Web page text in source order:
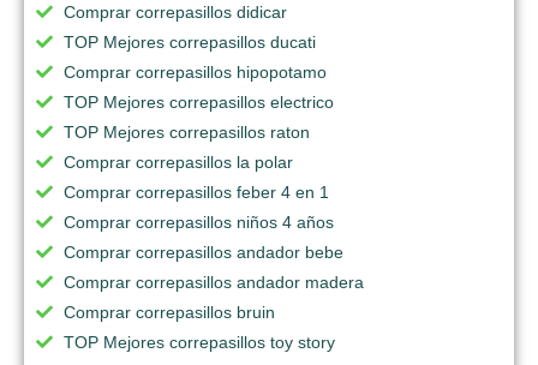
Comprar correpasillos didicar
TOP Mejores correpasillos ducati
Comprar correpasillos hipopotamo
TOP Mejores correpasillos electrico
TOP Mejores correpasillos raton
Comprar correpasillos la polar
Comprar correpasillos feber 4 en 1
Comprar correpasillos niños 4 años
Comprar correpasillos andador bebe
Comprar correpasillos andador madera
Comprar correpasillos bruin
TOP Mejores correpasillos toy story